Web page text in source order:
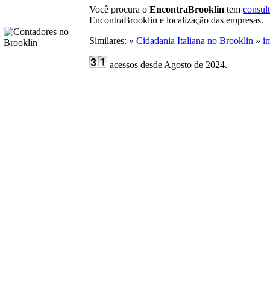
Você procura o EncontraBrooklin tem
EncontraBrooklin e localização das empresas.
Similares: » Cidadania Italiana no Brooklin »
acessos desde Agosto de 2024.